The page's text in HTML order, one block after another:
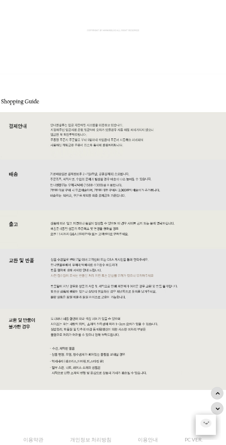
이용약관 개인정보 처리방침 이용안내 PC VER.